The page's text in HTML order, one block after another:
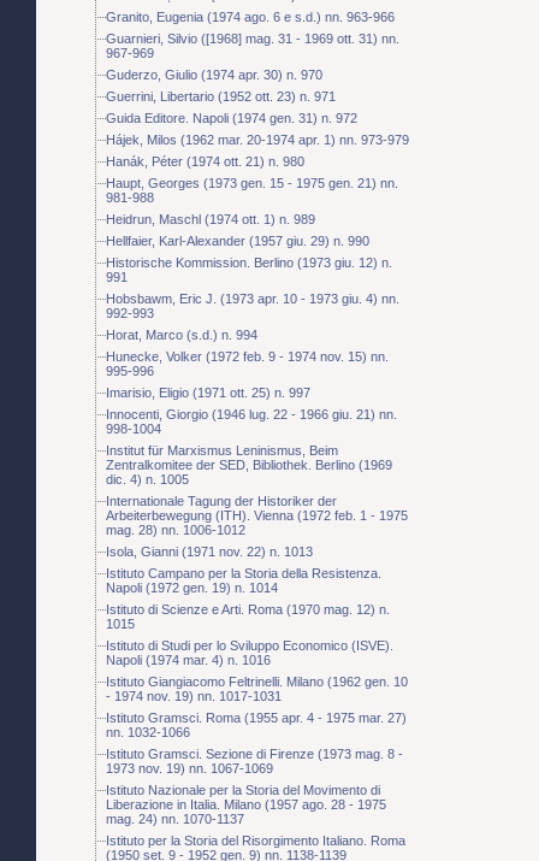
Granito, Eugenia (1974 ago. 6 e s.d.) nn. 963-966
Guarnieri, Silvio ([1968] mag. 31 - 1969 ott. 31) nn.
967-969
Guderzo, Giulio (1974 apr. 30) n. 970
Guerrini, Libertario (1952 ott. 23) n. 971
Guida Editore. Napoli (1974 gen. 31) n. 972
Hájek, Milos (1962 mar. 20-1974 apr. 1) nn. 973-979
Hanák, Péter (1974 ott. 21) n. 980
Haupt, Georges (1973 gen. 15 - 1975 gen. 21) nn.
981-988
Heidrun, Maschl (1974 ott. 1) n. 989
Hellfaier, Karl-Alexander (1957 giu. 29) n. 990
Historische Kommission. Berlino (1973 giu. 12) n.
991
Hobsbawm, Eric J. (1973 apr. 10 - 1973 giu. 4) nn.
992-993
Horat, Marco (s.d.) n. 994
Hunecke, Volker (1972 feb. 9 - 1974 nov. 15) nn.
995-996
Imarisio, Eligio (1971 ott. 25) n. 997
Innocenti, Giorgio (1946 lug. 22 - 1966 giu. 21) nn.
998-1004
Institut für Marxismus Leninismus, Beim
Zentralkomitee der SED, Bibliothek. Berlino (1969
dic. 4) n. 1005
Internationale Tagung der Historiker der
Arbeiterbewegung (ITH). Vienna (1972 feb. 1 - 1975
mag. 28) nn. 1006-1012
Isola, Gianni (1971 nov. 22) n. 1013
Istituto Campano per la Storia della Resistenza.
Napoli (1972 gen. 19) n. 1014
Istituto di Scienze e Arti. Roma (1970 mag. 12) n.
1015
Istituto di Studi per lo Sviluppo Economico (ISVE).
Napoli (1974 mar. 4) n. 1016
Istituto Giangiacomo Feltrinelli. Milano (1962 gen. 10
- 1974 nov. 19) nn. 1017-1031
Istituto Gramsci. Roma (1955 apr. 4 - 1975 mar. 27)
nn. 1032-1066
Istituto Gramsci. Sezione di Firenze (1973 mag. 8 -
1973 nov. 19) nn. 1067-1069
Istituto Nazionale per la Storia del Movimento di
Liberazione in Italia. Milano (1957 ago. 28 - 1975
mag. 24) nn. 1070-1137
Istituto per la Storia del Risorgimento Italiano. Roma
(1950 set. 9 - 1952 gen. 9) nn. 1138-1139